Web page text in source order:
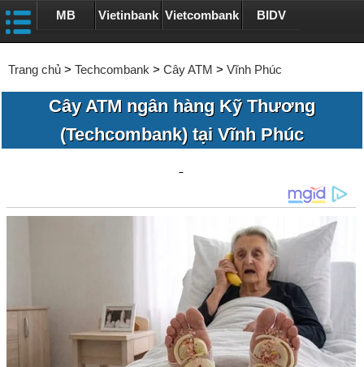
MB Vietinbank Vietcombank BIDV
Trang chủ > Techcombank > Cây ATM > Vĩnh Phúc
Cây ATM ngân hàng Kỹ Thương
(Techcombank) tại Vĩnh Phúc